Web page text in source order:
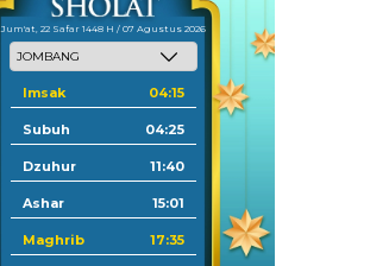
Jum'at, 22 Safar 1448 H / 07 Agustus 2026
Imsak 04:15
Subuh 04:25
Dzuhur 11:40
Ashar 15:01
Maghrib 17:35